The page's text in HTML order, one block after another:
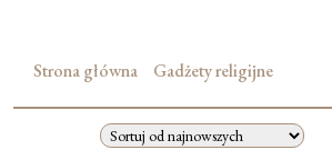
Kontakt
Strona główna Gadżety religijne